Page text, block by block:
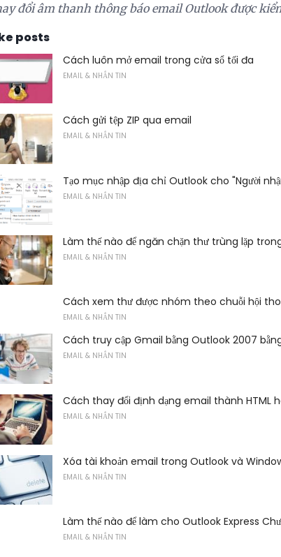
đổi âm thanh thông báo email Outlook được
posts
Cách luôn mở email trong cửa sổ tối đa
EMAIL & NHẮN TIN
Cách gửi tệp ZIP qua email
EMAIL & NHẮN TIN
Tạo mục nhập địa chỉ Outlook cho "Người
EMAIL & NHẮN TIN
Làm thế nào để ngăn chặn thư trùng lặp
EMAIL & NHẮN TIN
Cách xem thư được nhóm theo chuỗi hội
EMAIL & NHẮN TIN
Cách truy cập Gmail bằng Outlook 2007
EMAIL & NHẮN TIN
Cách thay đổi định dạng email thành HTML
EMAIL & NHẮN TIN
Xóa tài khoản email trong Outlook và
EMAIL & NHẮN TIN
Làm thế nào để làm cho Outlook Express
EMAIL & NHẮN TIN